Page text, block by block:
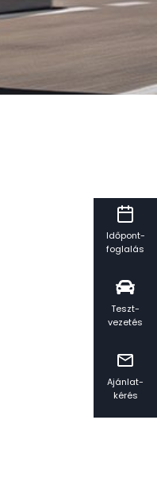
Időpont-
foglalás
Teszt-
vezetés
Ajánlat-
kérés